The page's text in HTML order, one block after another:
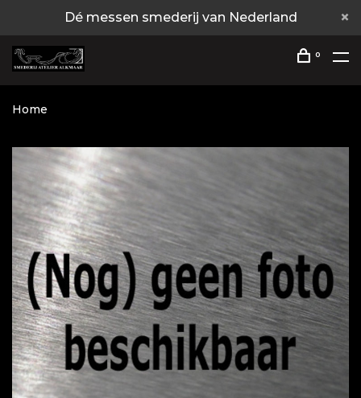
Dé messen smederij van Nederland
0
Home